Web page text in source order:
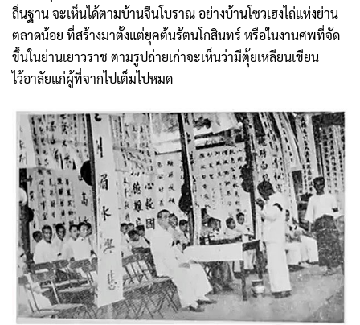
ถิ่นฐาน จะเห็นได้ตามบ้านจีนโบราณ อย่างบ้านโซวเฮงไถ่แห่งย่าน
ตลาดน้อย ที่สร้างมาตั้งแต่ยุคต้นรัตนโกสินทร์ หรือในงานศพที่จัด
ขึ้นในย่านเยาวราช ตามรูปถ่ายเก่าจะเห็นว่ามีตุ้ยเหลียนเขียน
ไว้อาลัยแก่ผู้ที่จากไปเต็มไปหมด